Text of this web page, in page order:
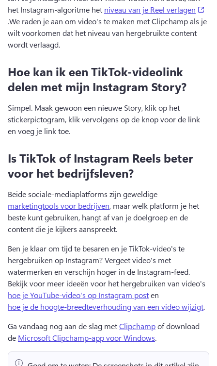
het Instagram-algoritme het niveau van je Reel verlagen
.We raden je aan om video's te maken met Clipchamp als je
wilt voorkomen dat het niveau van hergebruikte content
wordt verlaagd.
Hoe kan ik een TikTok-videolink
delen met mijn Instagram Story?
Simpel. Maak gewoon een nieuwe Story, klik op het
stickerpictogram, klik vervolgens op de knop voor de link
en voeg je link toe.
Is TikTok of Instagram Reels beter
voor het bedrijfsleven?
Beide sociale-mediaplatforms zijn geweldige
marketingtools voor bedrijven, maar welk platform je het
beste kunt gebruiken, hangt af van je doelgroep en de
content die je kijkers aanspreekt.
Ben je klaar om tijd te besaren en je TikTok-video's te
hergebruiken op Instagram? Vergeet video's met
Bekijk voor meer ideeën voor het hergebruiken van video's
hoe je YouTube-video's op Instagram post en
hoe je de hoogte-breedteverhouding van een video wijzigt.
Ga vandaag nog aan de slag met Clipchamp of download
de Microsoft Clipchamp-app voor Windows.